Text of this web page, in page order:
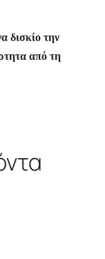
δισκίο την
από τη